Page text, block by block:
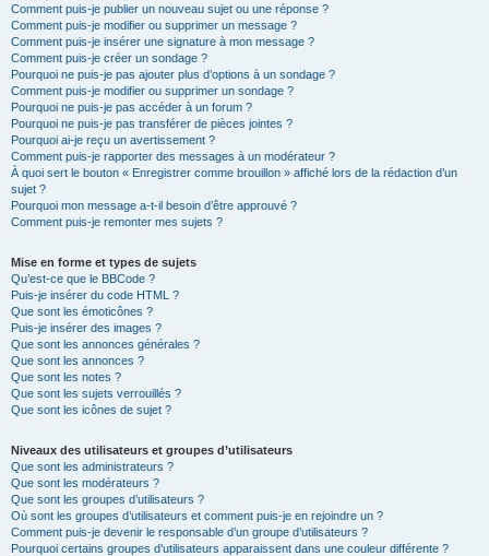
Comment puis-je publier un nouveau sujet ou une réponse ?
Comment puis-je modifier ou supprimer un message ?
Comment puis-je insérer une signature à mon message ?
Comment puis-je créer un sondage ?
Pourquoi ne puis-je pas ajouter plus d’options à un sondage ?
Comment puis-je modifier ou supprimer un sondage ?
Pourquoi ne puis-je pas accéder à un forum ?
Pourquoi ne puis-je pas transférer de pièces jointes ?
Pourquoi ai-je reçu un avertissement ?
Comment puis-je rapporter des messages à un modérateur ?
À quoi sert le bouton « Enregistrer comme brouillon » affiché lors de la rédaction d’un
sujet ?
Pourquoi mon message a-t-il besoin d’être approuvé ?
Comment puis-je remonter mes sujets ?
Mise en forme et types de sujets
Qu’est-ce que le BBCode ?
Puis-je insérer du code HTML ?
Que sont les émoticônes ?
Puis-je insérer des images ?
Que sont les annonces générales ?
Que sont les annonces ?
Que sont les notes ?
Que sont les sujets verrouillés ?
Que sont les icônes de sujet ?
Niveaux des utilisateurs et groupes d’utilisateurs
Que sont les administrateurs ?
Que sont les modérateurs ?
Que sont les groupes d’utilisateurs ?
Où sont les groupes d’utilisateurs et comment puis-je en rejoindre un ?
Comment puis-je devenir le responsable d’un groupe d’utilisateurs ?
Pourquoi certains groupes d’utilisateurs apparaissent dans une couleur différente ?